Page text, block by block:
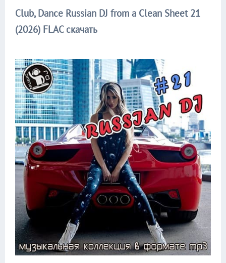
Club, Dance Russian DJ from a Clean Sheet 21
(2026) FLAC скачать